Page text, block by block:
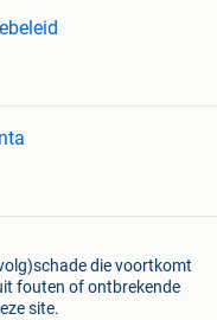
die voortkomt
fouten of ontbrekende
site.